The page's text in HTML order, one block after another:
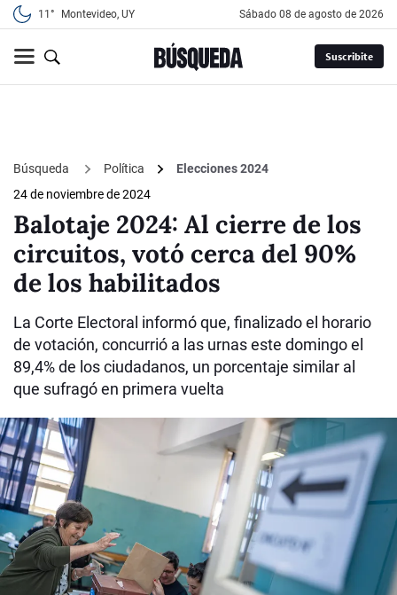
11° Montevideo, UY sábado 08 de agosto de 2026
Suscribite
Búsqueda Política
Elecciones 2024
24 de noviembre de 2024
Balotaje 2024: Al cierre de los
circuitos, votó cerca del 90%
de los habilitados
La Corte Electoral informó que, finalizado el horario
de votación, concurrió a las urnas este domingo el
89,4% de los ciudadanos, un porcentaje similar al
que sufragó en primera vuelta